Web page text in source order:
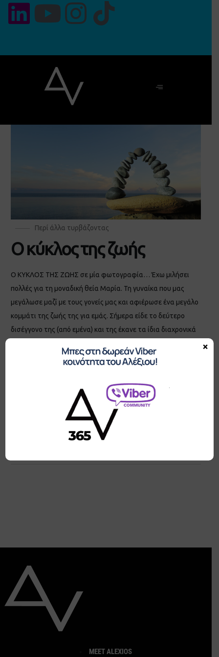
Περί άλλα τυρβάζοντας
Ο κύκλος της ζωής
Ο ΚΥΚΛΟΣ ΤΗΣ ΖΩΗΣ σε μία φωτογραφία… Έχω μιλήσει
πολλές για τη μοναδική θεία Μαρία. Τη γυναίκα που μας
μεγάλωσε μαζί με τους γονείς μας και αφιέρωσε ένα μεγάλο
κομμάτι της ζωής της για εμάς. Σήμερα είδε το δεύτερο
δισέγγονο της (από εμένα) και της έκανε τα ίδια διαχρονικά
ξεκαρδιζότανε στα γέλια. Είναι μερικά πράγματα που δεν
αλλάζουν. Πλημμυρισμένος από δεκάδες συναισθήματα
κατάφερα να αναλογιστώ πως μπροστά μου συναντιόνται
δύο αιώνες ζωής. Η θεία Μαρία γεννήθηκε το (19)22. Η Διώνη
το (20)19. Τι σου είναι η ζωή βρε παιδί μου www.dadislife.gr
MEET ALEXIOS
×